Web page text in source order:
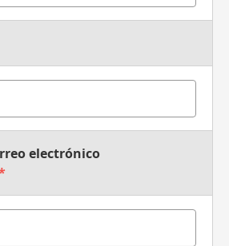
electrónico